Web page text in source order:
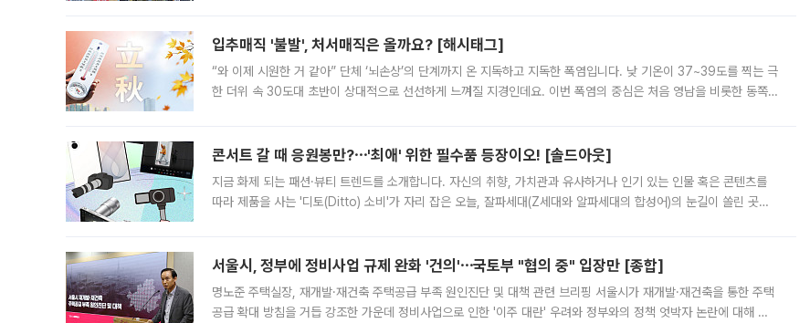
입추매직 '불발', 처서매직은 올까요? [해시태그]
“와 이제 시원한 거 같아” 단체 ‘뇌손상’의 단계까지 온 지독하고 지독한 폭염입니다. 낮 기온이 37~39도를 찍는 극
한 더위 속 30도대 초반이 상대적으로 선선하게 느껴질 지경인데요. 이번 폭염의 중심은 처음 영남을 비롯한 동쪽
콘서트 갈 때 응원봉만?⋯'최애' 위한 필수품 등장이오! [솔드아웃]
지금 화제 되는 패션·뷰티 트렌드를 소개합니다. 자신의 취향, 가치관과 유사하거나 인기 있는 인물 혹은 콘텐츠를
따라 제품을 사는 '디토(Ditto) 소비'가 자리 잡은 오늘, 잘파세대(Z세대와 알파세대의 합성어)의 눈길이 쏠린 곳은
서울시, 정부에 정비사업 규제 완화 '건의'⋯국토부 "협의 중" 입장만 [종합]
명노준 주택실장, 재개발·재건축 주택공급 부족 원인진단 및 대책 관련 브리핑 서울시가 재개발·재건축을 통한 주택
공급 확대 방침을 거듭 강조한 가운데 정비사업으로 인한 '이주 대란' 우려와 정부와의 정책 엇박자 논란에 대해 정